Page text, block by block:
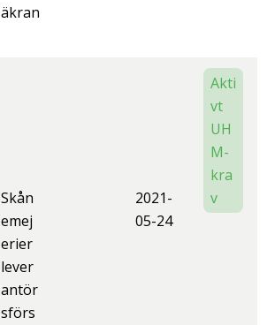
äkran
Skån
emej
erier
lever
antör
sförs
2021-
05-24
Akti
vt
UH
M-
kra
v